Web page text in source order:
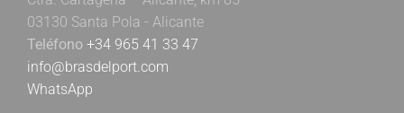
03130 Santa Pola - Alicante
Teléfono +34 965 41 33 47
info@brasdelport.com
WhatsApp